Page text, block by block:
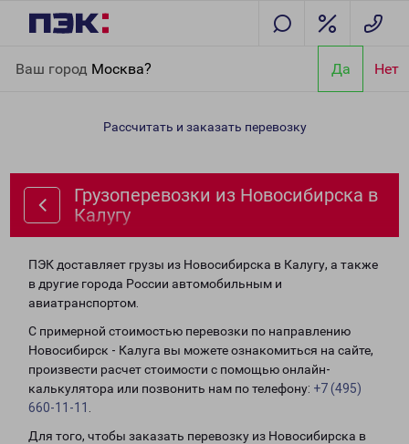
Ваш город Москва? Да Нет
Калугу
Рассчитать и заказать перевозку
Грузоперевозки из Новосибирска в
Калугу
ПЭК доставляет грузы из Новосибирска в Калугу, а также
в другие города России автомобильным и
авиатранспортом.
С примерной стоимостью перевозки по направлению
Новосибирск - Калуга вы можете ознакомиться на сайте,
произвести расчет стоимости с помощью онлайн-
калькулятора или позвонить нам по телефону: +7 (495)
660-11-11
Для того, чтобы заказать перевозку из Новосибирска в